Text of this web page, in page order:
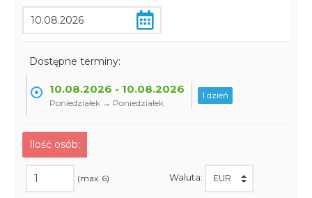
Dostępne terminy:
10.08.2026 - 10.08.2026
Poniedziałek → Poniedziałek
1 dzień
Ilość osób:
(max. 6) Waluta: